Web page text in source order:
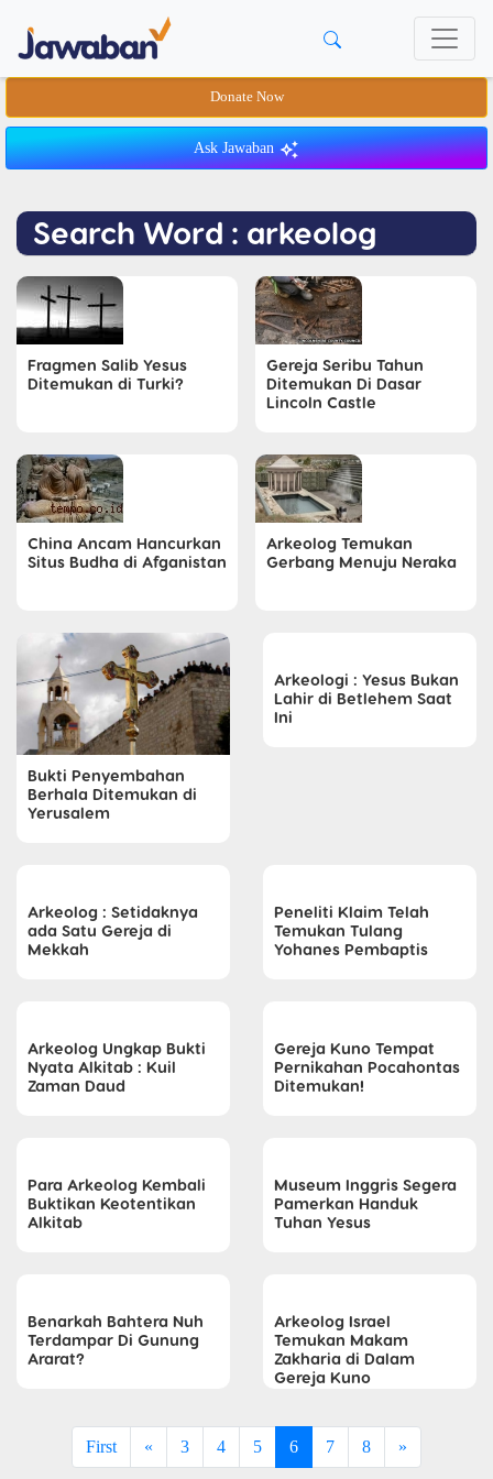
Donate Now
Ask Jawaban
Search Word : arkeolog
Fragmen Salib Yesus
Ditemukan di Turki?
Gereja Seribu Tahun
Ditemukan Di Dasar
Lincoln Castle
China Ancam Hancurkan
Situs Budha di Afganistan
Arkeolog Temukan
Gerbang Menuju Neraka
Bukti Penyembahan
Berhala Ditemukan di
Yerusalem
Arkeologi : Yesus Bukan
Lahir di Betlehem Saat
Ini
Arkeolog : Setidaknya
ada Satu Gereja di
Mekkah
Peneliti Klaim Telah
Temukan Tulang
Yohanes Pembaptis
Arkeolog Ungkap Bukti
Nyata Alkitab : Kuil
Zaman Daud
Gereja Kuno Tempat
Pernikahan Pocahontas
Ditemukan!
Para Arkeolog Kembali
Buktikan Keotentikan
Alkitab
Museum Inggris Segera
Pamerkan Handuk
Tuhan Yesus
Benarkah Bahtera Nuh
Terdampar Di Gunung
Ararat?
Arkeolog Israel
Temukan Makam
Zakharia di Dalam
Gereja Kuno
First « 3 4 5 6 7 8 »